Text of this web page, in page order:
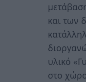
και των
υλικό
στο